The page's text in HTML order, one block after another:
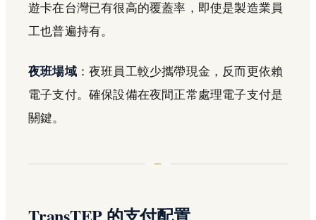
遊卡在台灣已有很高的覆蓋率，即使是製造業員
工也普遍持有。
夜班場域：夜班員工較少攜帶現金，反而更依賴
電子支付。確保設備在夜間正常處理電子支付是
關鍵。